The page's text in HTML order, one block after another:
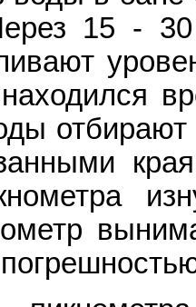
15 -
отбирают